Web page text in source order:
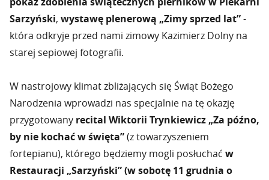
Sarzyński, wystawę plenerową „Zimy sprzed lat”-
która odkryje przed nami zimowy Kazimierz Dolny na
starej sepiowej fotografii.
W nastrojowy klimat zbliżających się Świąt Bożego
Narodzenia wprowadzi nas specjalnie na tę okazję
przygotowany recital Wiktorii Trynkiewicz „Za późno,
by nie kochać w święta”(z towarzyszeniem
fortepianu), którego będziemy mogli posłuchać w
Restauracji „Sarzyński” (w sobotę 11 grudnia o